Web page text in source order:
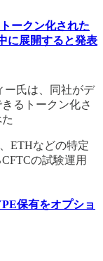
ークン化された
に展開すると発表
ー氏は、同社がデ
るトークン化さ
ETHなどの特定
の試験運用
保有をオプショ